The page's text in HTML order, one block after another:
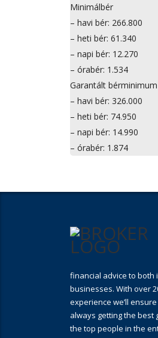
Minimálbér
– havi bér: 266.800
– heti bér: 61.340
– napi bér: 12.270
– órabér: 1.534
Garantált bérminimum
– havi bér: 326.000
– heti bér: 74.950
– napi bér: 14.990
– órabér: 1.874
financial advice to both
businesses. With over
experience we’ll ensure
always getting the best
the top people in the